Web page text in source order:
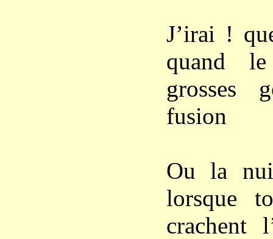
J’irai !
quand
grosses
fusion
Ou la
lorsque
crachent